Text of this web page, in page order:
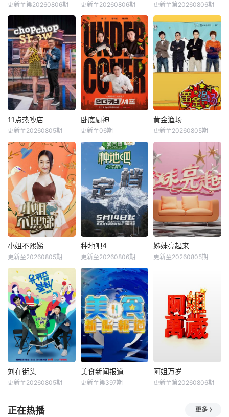
更新至第20260806期 更新至20260806期 更新至第20260806期
11点热吵店
更新至20260805期
卧底厨神
更新至06期
黄金渔场
更新至20260805期
小姐不熙娣
更新至20260805期
种地吧4
更新至20260806期
姊妹亮起来
更新至20260805期
刘在街头
更新至20260805期
美食新闻报道
更新至第397期
阿姐万岁
更新至第20260806期
正在热播 更多